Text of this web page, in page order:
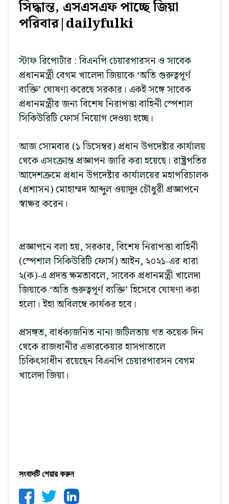
সিদ্ধান্ত, এসএসএফ পাচ্ছে জিয়া
পরিবার|dailyfulki
স্টাফ রিপোর্টার : বিএনপি চেয়ারপারসন ও সাবেক
প্রধানমন্ত্রী বেগম খালেদা জিয়াকে ‘অতি গুরুত্বপূর্ণ
ব্যক্তি’ ঘোষণা করেছে সরকার। একই সঙ্গে সাবেক
প্রধানমন্ত্রীর জন্য বিশেষ নিরাপত্তা বাহিনী স্পেশাল
সিকিউরিটি ফোর্স নিয়োগ দেওয়া হচ্ছে।
আজ সোমবার (১ ডিসেম্বর) প্রধান উপদেষ্টার কার্যালয়
থেকে এসংক্রান্ত প্রজ্ঞাপন জারি করা হয়েছে। রাষ্ট্রপতির
আদেশক্রমে প্রধান উপদেষ্টার কার্যালয়ের মহাপরিচালক
(প্রশাসন) মোহাম্মদ আব্দুল ওয়াদুদ চৌধুরী প্রজ্ঞাপনে
স্বাক্ষর করেন।
প্রজ্ঞাপনে বলা হয়, সরকার, বিশেষ নিরাপত্তা বাহিনী
(স্পেশাল সিকিউরিটি ফোর্স) আইন, ২০২১-এর ধারা
২(ক)-এ প্রদত্ত ক্ষমতাবলে, সাবেক প্রধানমন্ত্রী খালেদা
জিয়াকে ‘অতি গুরুত্বপূর্ণ ব্যক্তি’ হিসেবে ঘোষণা করা
হলো। ইহা অবিলম্বে কার্যকর হবে।
প্রসঙ্গত, বার্ধক্যজনিত নানা জটিলতায় গত কয়েক দিন
থেকে রাজধানীর এভারকেয়ার হাসপাতালে
চিকিৎসাধীন রয়েছেন বিএনপি চেয়ারপারসন বেগম
খালেদা জিয়া।
সংবাদটি শেয়ার করুন